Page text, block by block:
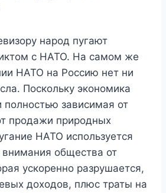
народ пугают
с НАТО. На самом же
НАТО на Россию нет ни
Поскольку экономика
полностью зависимая от
продажи природных
НАТО используется
общества от
ускоренно разрушается,
доходов, плюс траты на